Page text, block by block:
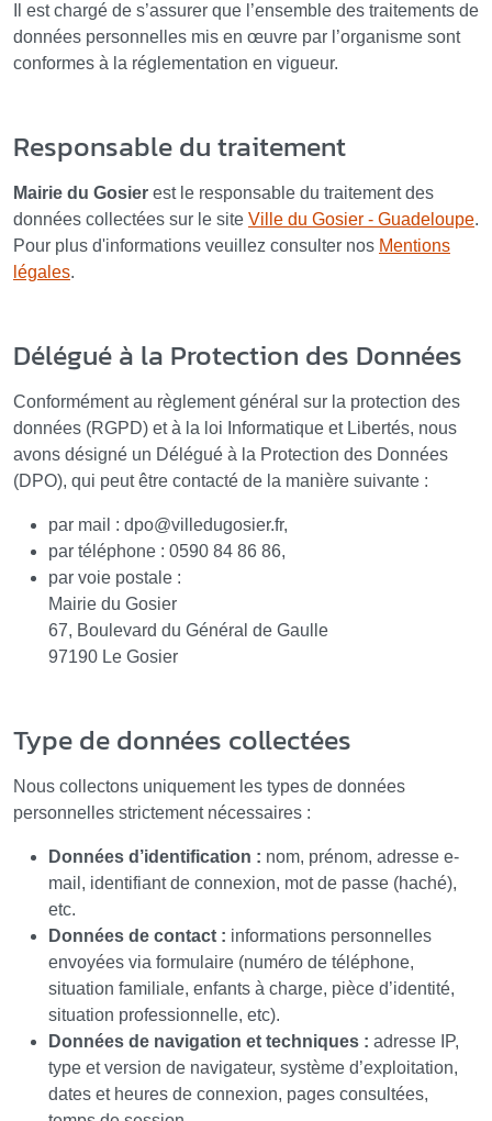
Il est chargé de s’assurer que l’ensemble des traitements de
données personnelles mis en œuvre par l’organisme sont
conformes à la réglementation en vigueur.
Responsable du traitement
Mairie du Gosier est le responsable du traitement des
données collectées sur le site Ville du Gosier - Guadeloupe.
Pour plus d'informations veuillez consulter nos Mentions
légales.
Délégué à la Protection des Données
Conformément au règlement général sur la protection des
données (RGPD) et à la loi Informatique et Libertés, nous
avons désigné un Délégué à la Protection des Données
(DPO), qui peut être contacté de la manière suivante :
par mail : dpo@villedugosier.fr,
par téléphone : 0590 84 86 86,
par voie postale :
Mairie du Gosier
67, Boulevard du Général de Gaulle
97190 Le Gosier
Type de données collectées
Nous collectons uniquement les types de données
personnelles strictement nécessaires :
Données d’identification : nom, prénom, adresse e-
mail, identifiant de connexion, mot de passe (haché),
etc.
Données de contact : informations personnelles
envoyées via formulaire (numéro de téléphone,
situation familiale, enfants à charge, pièce d’identité,
situation professionnelle, etc).
Données de navigation et techniques : adresse IP,
type et version de navigateur, système d’exploitation,
dates et heures de connexion, pages consultées,